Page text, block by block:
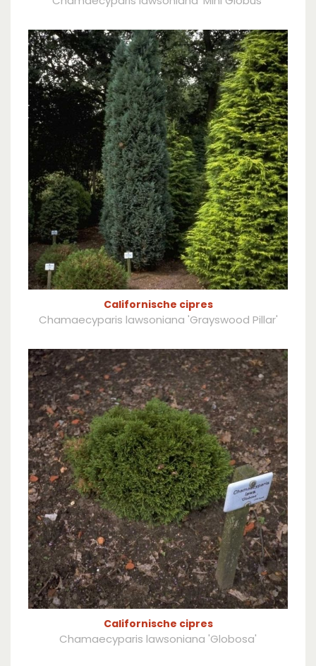
Californische cipres
Chamaecyparis lawsoniana 'Grayswood Pillar'
Californische cipres
Chamaecyparis lawsoniana 'Globosa'